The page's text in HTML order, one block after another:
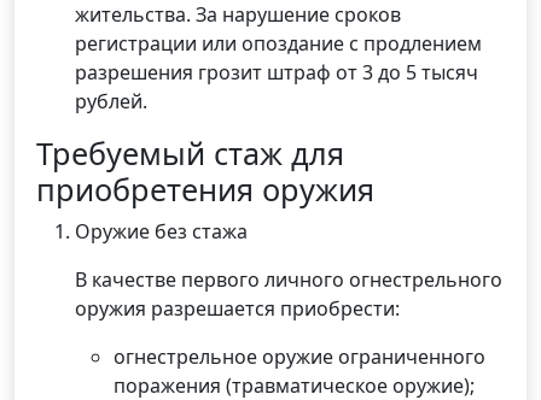
жительства. За нарушение сроков
регистрации или опоздание с продлением
разрешения грозит штраф от 3 до 5 тысяч
рублей.
Требуемый стаж для
приобретения оружия
Оружие без стажа
В качестве первого личного огнестрельного
оружия разрешается приобрести:
огнестрельное оружие ограниченного
поражения (травматическое оружие);